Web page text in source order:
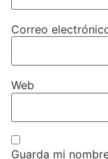
Correo
Web
Guarda mi